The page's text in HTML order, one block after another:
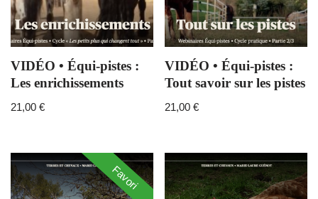
VIDÉO • Équi-pistes :
Les enrichissements
21,00 €
VIDÉO • Équi-pistes :
Tout savoir sur les pistes
21,00€
Favori